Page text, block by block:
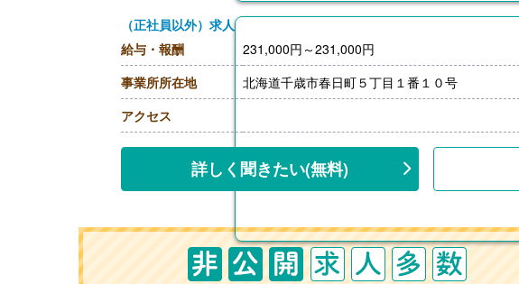
（正社員以外）求人
給与・報酬
231,000円～231,000円
事業所所在地
北海道千歳市春日町５丁目１番１０号
アクセス
詳しく聞きたい(無料)